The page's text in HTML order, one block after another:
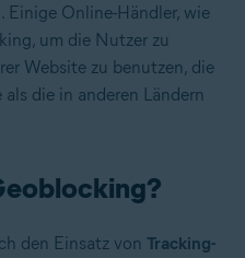
. Einige Online-Händler, wie
um die Nutzer zu
Website zu benutzen, die
die in anderen Ländern
den Einsatz von Tracking-